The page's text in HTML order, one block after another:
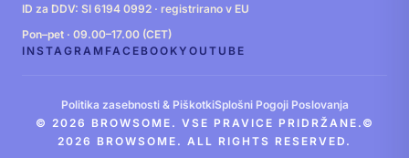
ID za DDV: SI 6194 0992 · registrirano v EU
Pon–pet · 09.00–17.00 (CET)
INSTAGRAM FACEBOOKYOUTUBE
Politika zasebnosti & PiškotkiSplošni Pogoji Poslovanja
© 2026 BROWSOME. VSE PRAVICE PRIDRŽANE.©
2026 BROWSOME. ALL RIGHTS RESERVED.